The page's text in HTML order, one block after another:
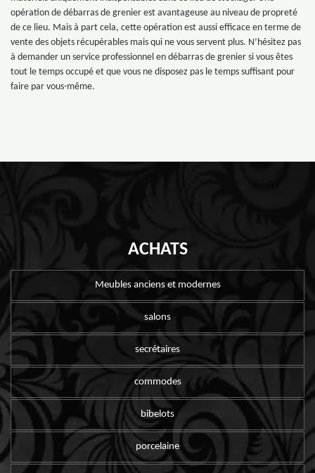
opération de débarras de grenier est avantageuse au niveau de propreté
de ce lieu. Mais à part cela, cette opération est aussi efficace en terme de
vente des objets récupérables mais qui ne vous servent plus. N’hésitez pas
à demander un service professionnel en débarras de grenier si vous êtes
tout le temps occupé et que vous ne disposez pas le temps suffisant pour
faire par vous-même.
ACHATS
Meubles anciens et modernes
salons
secrétaires
commodes
bibelots
porcelaine